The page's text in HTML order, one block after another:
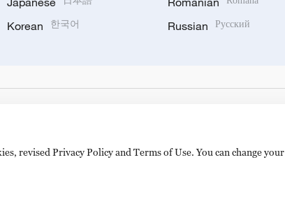
Korean 한국어 Russian Русский
revised Privacy Policy and Terms of Use. You can change your